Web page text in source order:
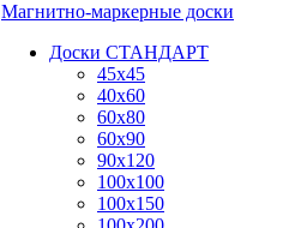
Магнитно-маркерные доски
Доски СТАНДАРТ
45x45
40x60
60x80
60x90
90x120
100x100
100x150